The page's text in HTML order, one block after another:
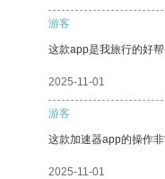
游客
这款app是我旅行的好
2025-11-01
游客
这款加速器app的操作
2025-11-01